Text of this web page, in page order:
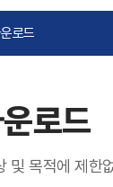
로드
로드
목적에 제한